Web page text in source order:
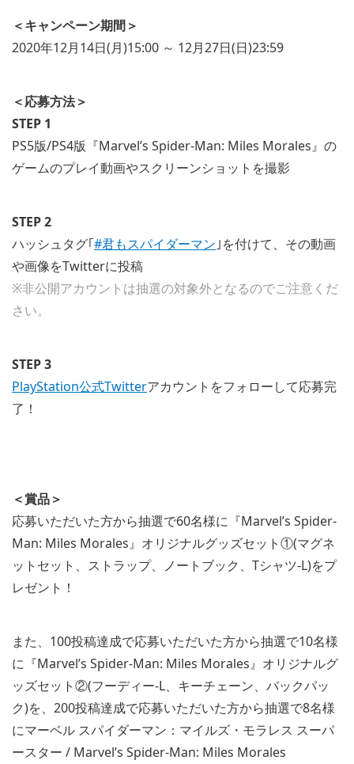
＜キャンペーン期間＞
2020年12月14日(月)15:00 ～ 12月27日(日)23:59
＜応募方法＞
STEP 1
PS5版/PS4版『Marvel’s Spider-Man: Miles Morales』の
ゲームのプレイ動画やスクリーンショットを撮影
STEP 2
ハッシュタグ｢#君もスパイダーマン ｣を付けて、その動画
や画像をTwitterに投稿
※非公開アカウントは抽選の対象外となるのでご注意くだ
さい。
STEP 3
PlayStation公式Twitterアカウントをフォローして応募完
了！
＜賞品＞
応募いただいた方から抽選で60名様に『Marvel’s Spider-
Man: Miles Morales』オリジナルグッズセット①(マグネ
ットセット、ストラップ、ノートブック、Tシャツ-L)をプ
レゼント！
また、100投稿達成で応募いただいた方から抽選で10名様
に『Marvel’s Spider-Man: Miles Morales』オリジナルグ
ッズセット②(フーディー-L、キーチェーン、バックパッ
ク)を、200投稿達成で応募いただいた方から抽選で8名様
にマーベル スパイダーマン：マイルズ・モラレス スーパ
ースター / Marvel’s Spider-Man: Miles Morales